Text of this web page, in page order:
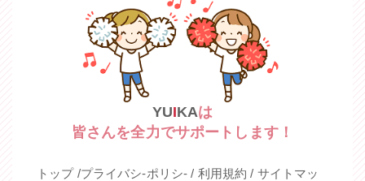
YUIKAは
皆さんを全力でサポートします！
トップ/プライバシ‐ポリシ‐ / 利用規約 / サイトマッ